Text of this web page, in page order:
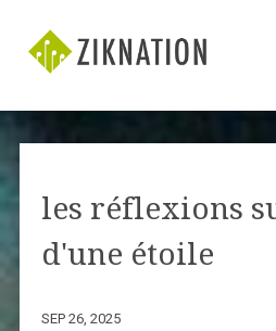
les réflexions
d'une étoile
SEP 26, 2025